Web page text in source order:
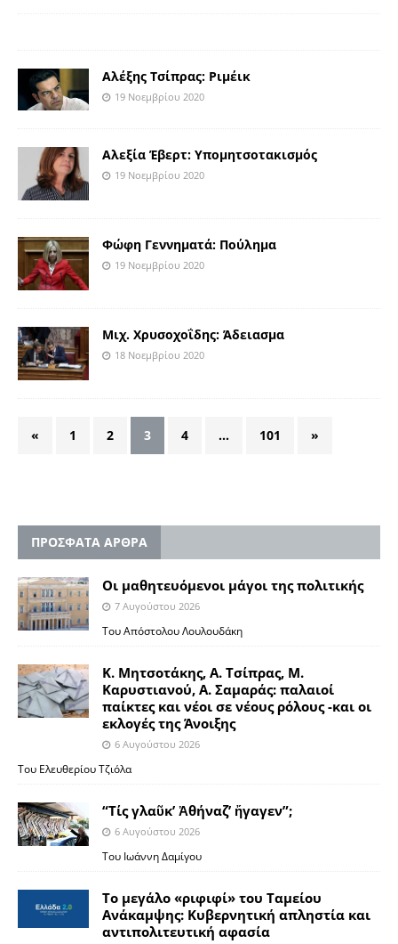
Αλέξης Τσίπρας: Ριμέικ
19 Νοεμβρίου 2020
Αλεξία Έβερτ: Υπομητσοτακισμός
19 Νοεμβρίου 2020
Φώφη Γεννηματά: Πούλημα
19 Νοεμβρίου 2020
Μιχ. Χρυσοχοΐδης: Άδειασμα
18 Νοεμβρίου 2020
« 1 2 3 4 … 101 »
ΠΡΟΣΦΑΤΑ ΑΡΘΡΑ
Οι μαθητευόμενοι μάγοι της πολιτικής
7 Αυγούστου 2026
Του Απόστολου Λουλουδάκη
Κ. Μητσοτάκης, Α. Τσίπρας, Μ.
Καρυστιανού, Α. Σαμαράς: παλαιοί
παίκτες και νέοι σε νέους ρόλους -και οι
εκλογές της Άνοιξης
6 Αυγούστου 2026
Του Ελευθερίου Τζιόλα
“Τίς γλαῦκ’ Ἀθήναζ’ ἤγαγεν”;
6 Αυγούστου 2026
Του Ιωάννη Δαμίγου
Το μεγάλο «ριφιφί» του Ταμείου
Ανάκαμψης: Κυβερνητική απληστία και
αντιπολιτευτική αφασία